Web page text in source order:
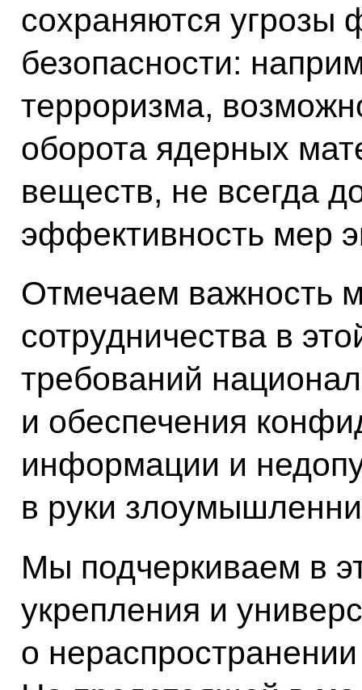
сохраняются угрозы
безопасности:
терроризма,
оборота ядерных
веществ, не всегда
эффективность мер
Отмечаем важность
сотрудничества в
требований
и обеспечения
информации и
в руки
Мы подчеркиваем в
укрепления и
о